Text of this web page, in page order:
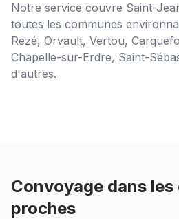
Notre service couvre Saint-
toutes les communes
Rezé, Orvault, Vertou,
Chapelle-sur-Erdre, Saint-
d'autres.
Convoyage dans les
proches